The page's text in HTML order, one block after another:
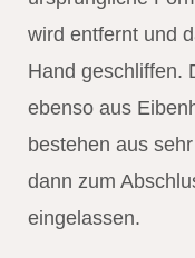
wird entfernt und
Hand geschliffen.
ebenso aus
bestehen aus
dann zum
eingelassen.